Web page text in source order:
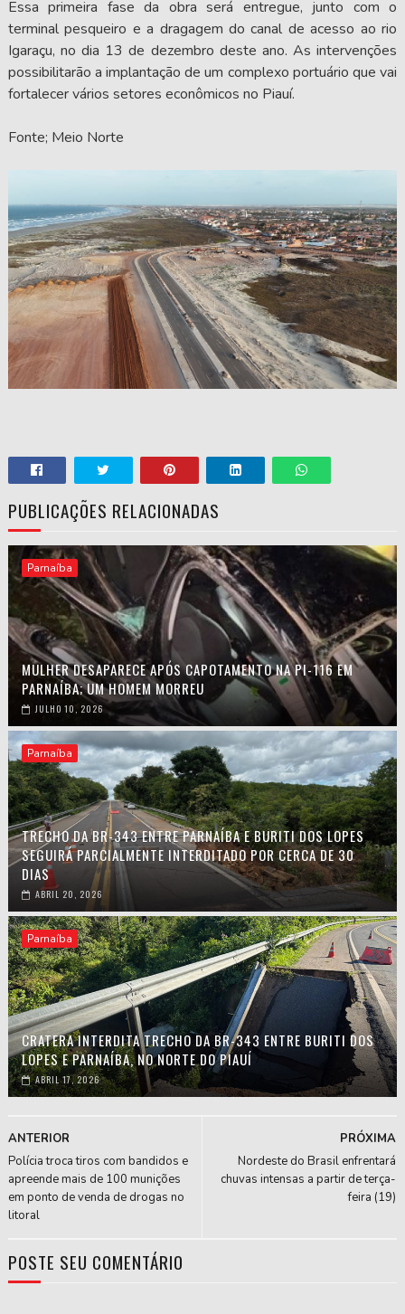
Essa primeira fase da obra será entregue, junto com o
terminal pesqueiro e a dragagem do canal de acesso ao rio
Igaraçu, no dia 13 de dezembro deste ano. As intervenções
possibilitarão a implantação de um complexo portuário que vai
fortalecer vários setores econômicos no Piauí.
Fonte; Meio Norte
PUBLICAÇÕES RELACIONADAS
Parnaíba
MULHER DESAPARECE APÓS CAPOTAMENTO NA PI-116 EM
PARNAÍBA; UM HOMEM MORREU
JULHO 10, 2026
Parnaíba
TRECHO DA BR-343 ENTRE PARNAÍBA E BURITI DOS LOPES
SEGUIRÁ PARCIALMENTE INTERDITADO POR CERCA DE 30
DIAS
ABRIL 20, 2026
Parnaíba
CRATERA INTERDITA TRECHO DA BR-343 ENTRE BURITI DOS
LOPES E PARNAÍBA, NO NORTE DO PIAUÍ
ABRIL 17, 2026
PRÓXIMA
Nordeste do Brasil enfrentará
chuvas intensas a partir de terça-
feira (19)
ANTERIOR
Polícia troca tiros com bandidos e
apreende mais de 100 munições
em ponto de venda de drogas no
litoral
POSTE SEU COMENTÁRIO